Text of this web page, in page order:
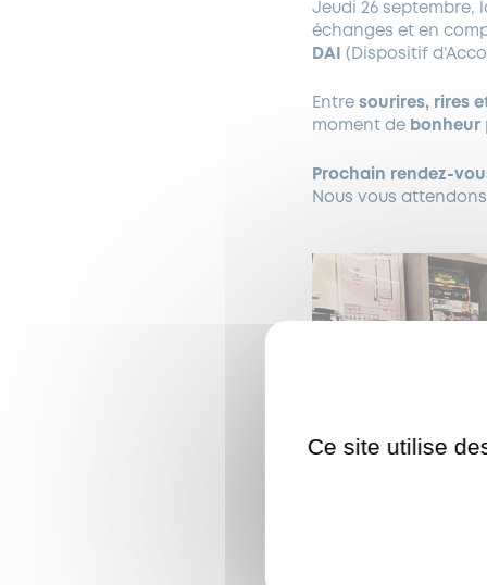
Jeudi 26 septembre,
échanges et en
DAI
(Dispositif
Entre sourires, rires
moment de bonheur
Prochain rendez-
Nous vous
Ce site utilise